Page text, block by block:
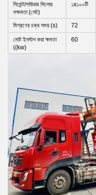
সিমেন্ট/পাউডার সিলোর
সক্ষমতা (সেট)
১x১০০টি
মিশ্রণের চক্র সময় (s) 72
মোট ইনস্টল করা ক্ষমতা
((kw)
60